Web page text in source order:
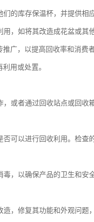
的库存保温杯，并提供相
，如将其改造成花盆或其
广，以提高回收率和消费
用或处置。
或者通过回收站点或回收
可以进行回收利用。检查
，以确保产品的卫生和安
，修复其功能和外观问题